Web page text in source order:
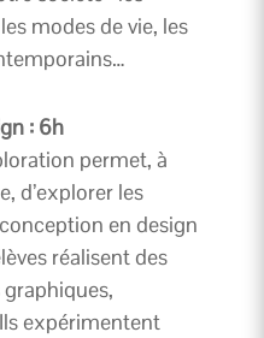
modes de vie, les
: 6h
permet, à
d’explorer les
en design
réalisent des
expérimentent